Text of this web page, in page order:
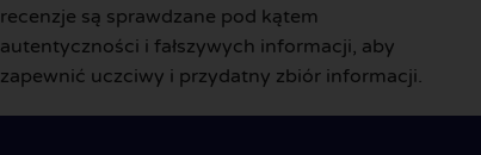
recenzje są sprawdzane pod kątem
autentyczności i fałszywych informacji, aby
zapewnić uczciwy i przydatny zbiór informacji.